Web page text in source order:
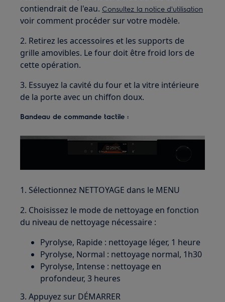
contiendrait de l'eau. Consultez la notice d'utilisation
voir comment procéder sur votre modèle.
2. Retirez les accessoires et les supports de
grille amovibles. Le four doit être froid lors de
cette opération.
3. Essuyez la cavité du four et la vitre intérieure
de la porte avec un chiffon doux.
Bandeau de commande tactile :
1. Sélectionnez NETTOYAGE dans le MENU
2. Choisissez le mode de nettoyage en fonction
du niveau de nettoyage nécessaire :
Pyrolyse, Rapide : nettoyage léger, 1 heure
Pyrolyse, Normal : nettoyage normal, 1h30
Pyrolyse, Intense : nettoyage en
profondeur, 3 heures
3. Appuyez sur DÉMARRER